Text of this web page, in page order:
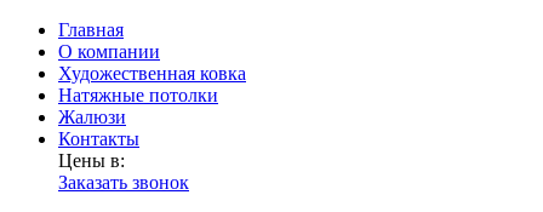
Главная
О компании
Художественная ковка
Натяжные потолки
Жалюзи
Контакты
Цены в:
Заказать звонок